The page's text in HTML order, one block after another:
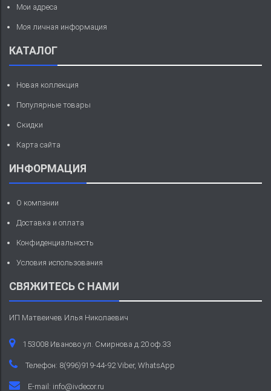
Мои адреса
Моя личная информация
КАТАЛОГ
Новая коллекция
Популярные товары
Скидки
Карта сайта
ИНФОРМАЦИЯ
О компании
Доставка и оплата
Конфиденциальность
Условия использования
СВЯЖИТЕСЬ С НАМИ
ИП Матвеичев Илья Николаевич
153008 Иваново ул. Смирнова д.20 оф.33
Телефон: 8(996)919-44-92 Viber, WhatsApp
E-mail: info@ivdecor.ru